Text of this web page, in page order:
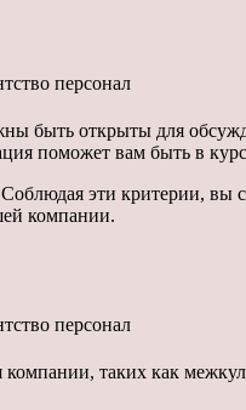
быть открыты для
поможет вам быть в
эти критерии, вы
компании.
таких как